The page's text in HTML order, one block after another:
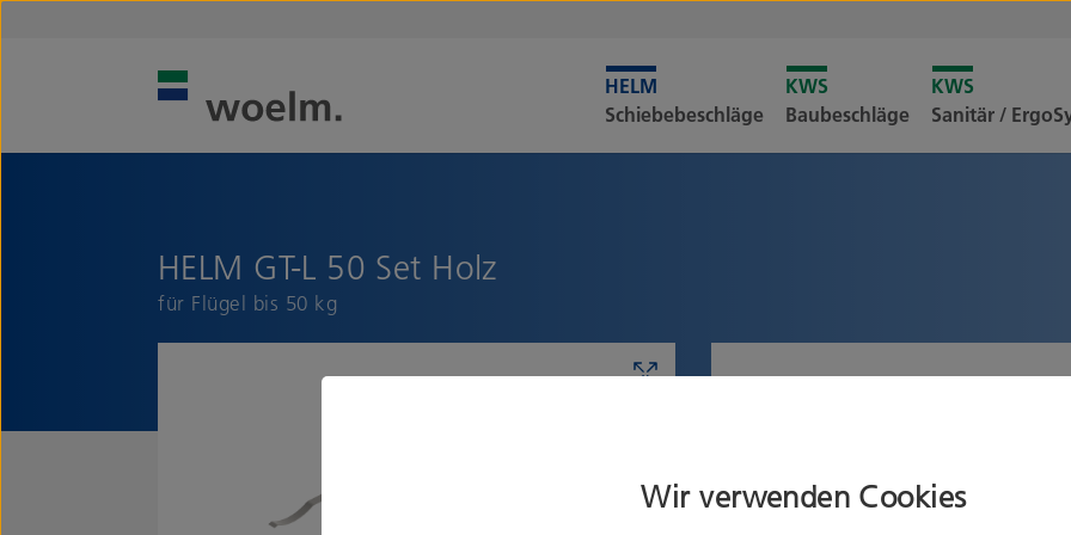
Wir verwenden Cookies
Schiebebeschläge Baubeschläge Sanitär /
HELM GT-L 50 Set Holz
für Flügel bis 50 kg